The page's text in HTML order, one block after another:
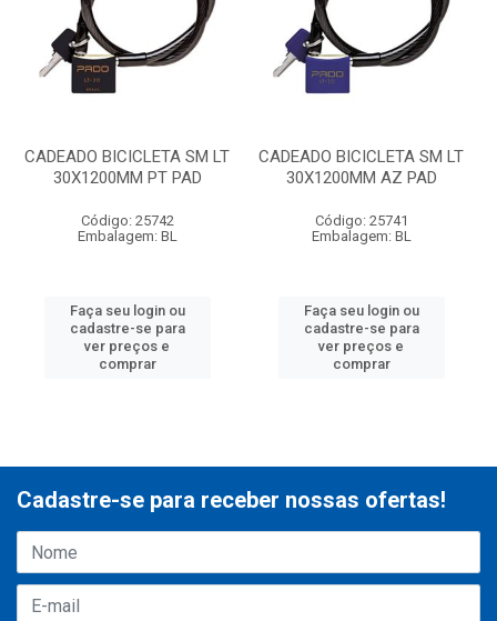
CADEADO BICICLETA SM LT
30X1200MM PT PAD
Código: 25742
Embalagem: BL
Faça seu login ou
cadastre-se para
ver preços e
comprar
CADEADO BICICLETA SM LT
30X1200MM AZ PAD
Código: 25741
Embalagem: BL
Faça seu login ou
cadastre-se para
ver preços e
comprar
Cadastre-se para receber nossas ofertas!